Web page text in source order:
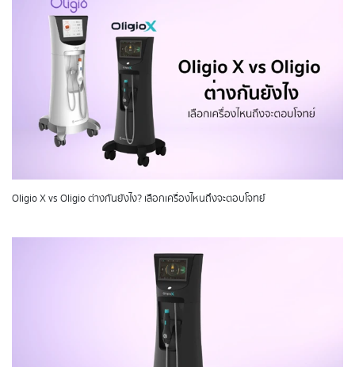
Oligio X vs Oligio ต่างกันยังไง? เลือกเครื่องไหนถึงจะตอบโจทย์